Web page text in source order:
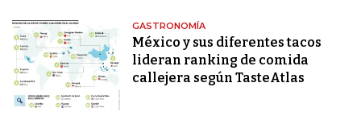
GASTRONOMÍA
México y sus diferentes tacos
lideran ranking de comida
callejera según TasteAtlas